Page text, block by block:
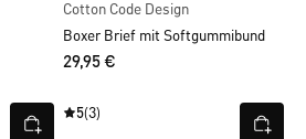
Cotton Code Design
Boxer Brief mit Softgummibund
29,95 €
5(3)